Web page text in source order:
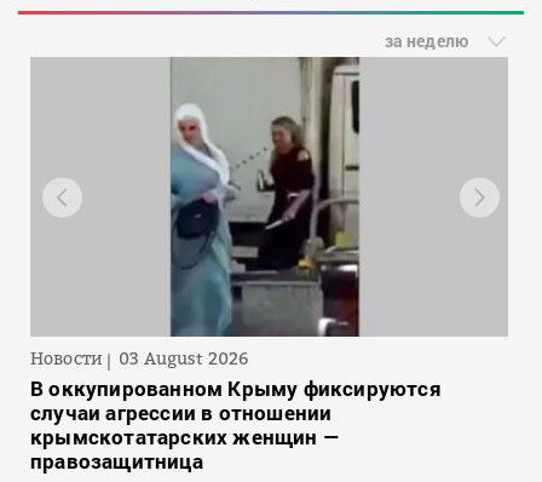
за неделю
Новости 03 August 2026
В оккупированном Крыму фиксируются
случаи агрессии в отношении
крымскотатарских женщин —
правозащитница